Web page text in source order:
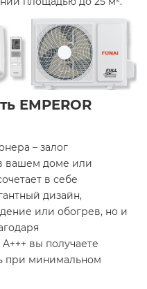
EMPEROR
– залог
вашем доме или
в себе
дизайн,
или обогрев, но и
вы получаете
при минимальном